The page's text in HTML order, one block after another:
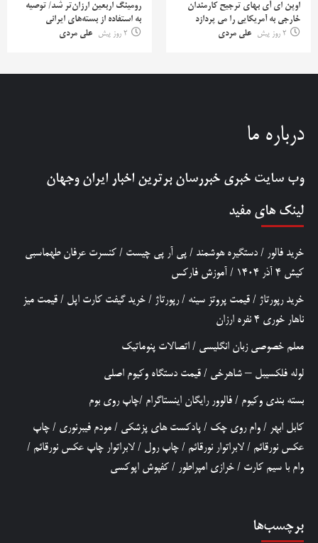
اوپن ای آی بهای ترجیح کارمندان
خارجی به آمریکایی را می پردازد
2 روز پیش
علی مردی
رومینگ اربعین ارزان‌تر شد/ توصیه
به استفاده از بسته‌های ایرانی
2 روز پیش
علی مردی
درباره ما
وب سایت خبری خبررسان برترین اخبار ایران وجهان
لینک های مفید
خرید فالور / دستگیره هوشمند / پی آر پی چیست / کنسرت عرفان طهماسبی
کیش 4 آذر 1404
/ آموزش فارکس
خرید رپورتاژ / قیمت پروتز سینه /رپورتاژ / خرید گیفت کارت اپل / قیمت میز
ناهار خوری 4 نفره ارزان
معلم خصوصی زبان انگلیسی / اتصالات پنوماتیک
لوله فلکسیبل – شاهرخی / قیمت دستگاه وکیوم اصلی
بسته بندی وکیوم / فالوور رایگان اینستاگرام /چاپ روی بوم
کابل ابهر / وام روی چک / پادکست های پزشکی / مودم فیبرنوری / چاپ
عکس نورقائم / لابراتوار نورقائم / چاپ رول / لابراتوار چاپ عکس نورقائم /
وام با سیم کارت / خرازی امپراطور / کفپوش اپوکسی
برچسب‌ها